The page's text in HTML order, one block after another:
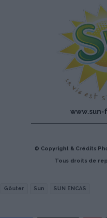
© Copyright & Crédits
Tous droits de
Gôuter Sun SUN ENCAS